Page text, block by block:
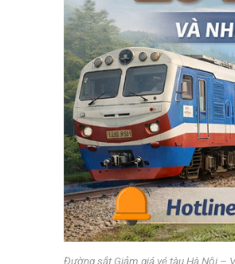
Đường sắt Giảm giá vé tàu Hà Nội –